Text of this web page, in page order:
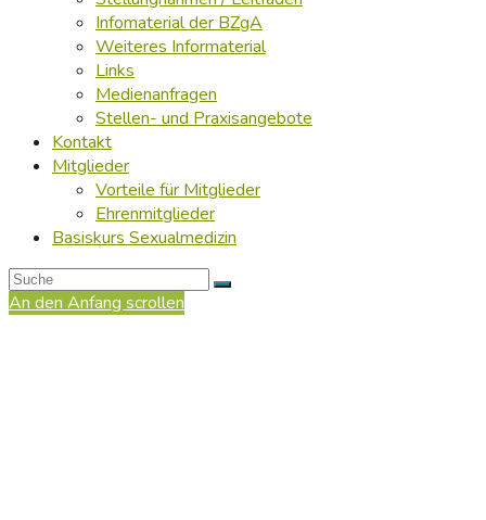
Infomaterial der BZgA
Weiteres Informaterial
Links
Medienanfragen
Stellen- und Praxisangebote
Kontakt
Mitglieder
Vorteile für Mitglieder
Ehrenmitglieder
Basiskurs Sexualmedizin
An den Anfang scrollen